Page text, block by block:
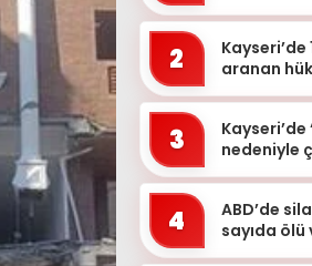
2
Kayseri’de
aranan
3
Kayseri’de
nedeniyle
4
ABD’de
sayıda ölü